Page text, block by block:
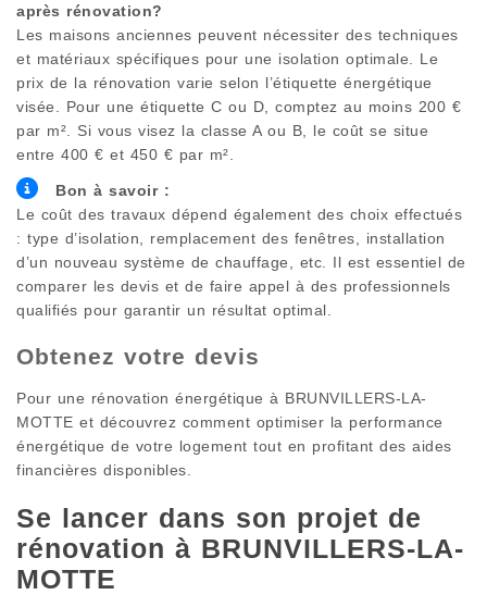
après rénovation?
Les maisons anciennes peuvent nécessiter des techniques
et matériaux spécifiques pour une isolation optimale. Le
prix de la rénovation varie selon l’étiquette énergétique
visée. Pour une étiquette C ou D, comptez au moins 200 €
par m². Si vous visez la classe A ou B, le coût se situe
entre 400 € et 450 € par m².
Bon à savoir :
Le coût des travaux dépend également des choix effectués
: type d’isolation, remplacement des fenêtres, installation
d’un nouveau système de chauffage, etc. Il est essentiel de
comparer les devis et de faire appel à des professionnels
qualifiés pour garantir un résultat optimal.
Obtenez votre devis
Pour une rénovation énergétique à BRUNVILLERS-LA-
MOTTE et découvrez comment optimiser la performance
énergétique de votre logement tout en profitant des aides
financières disponibles.
Se lancer dans son projet de
rénovation à BRUNVILLERS-LA-
MOTTE